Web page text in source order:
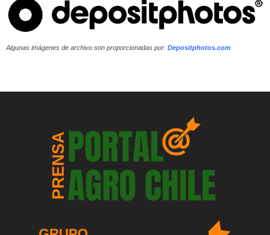
Algunas imágenes de archivo son proporcionadas por: Depositphotos.com